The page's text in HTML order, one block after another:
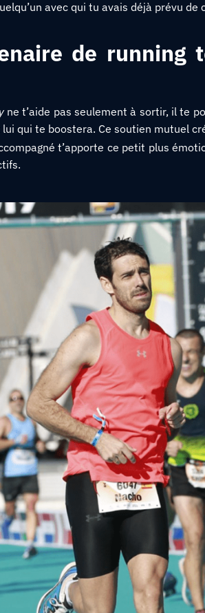
avec qui tu avais déjà prévu de
de running
ne t’aide pas seulement à sortir, il te
lui qui te boostera. Ce soutien mutuel
t’apporte ce petit plus